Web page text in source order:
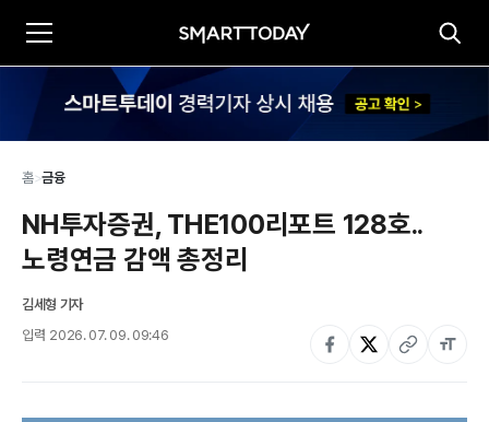
홈>금융
NH투자증권, THE100리포트 128호..
노령연금 감액 총정리
김세형 기자
입력 2026. 07. 09. 09:46